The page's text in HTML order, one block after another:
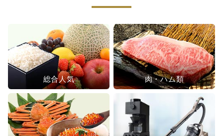
総合人気 肉・ハム類